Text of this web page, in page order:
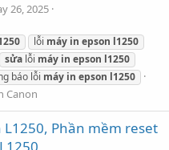
26, 2025
lỗi máy in epson l1250
sửa lỗi máy in epson l1250
báo lỗi máy in epson l1250
Canon
Phần mềm reset